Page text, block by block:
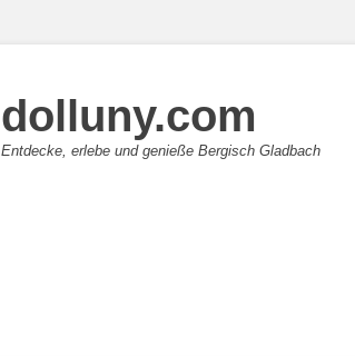
dolluny.com
Entdecke, erlebe und genieße Bergisch Gladbach